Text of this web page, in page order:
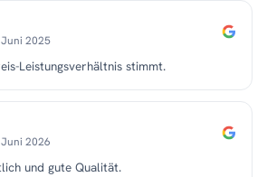
Juni 2025
Leistungsverhältnis stimmt.
Juni 2026
und gute Qualität.